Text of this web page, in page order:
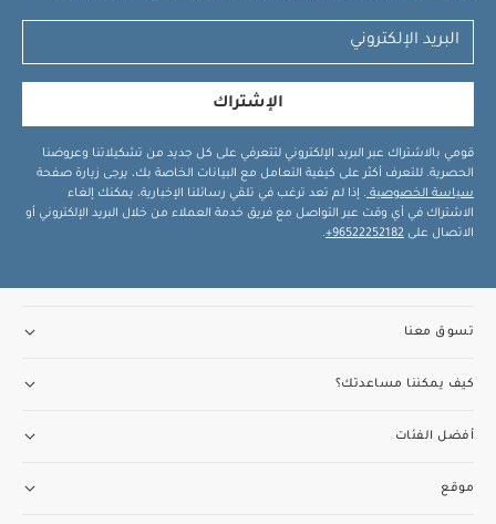
الإشتراك
قومي بالاشتراك عبر البريد الإلكتروني لتتعرفي على كل جديد من تشكيلاتنا وعروضنا
الحصرية. للتعرف أكثر على كيفية التعامل مع البيانات الخاصة بك، يرجى زيارة صفحة
سياسة الخصوصية . إذا لم تعد ترغب في تلقي رسائلنا الإخبارية، يمكنك إلغاء
الاشتراك في أي وقت عبر التواصل مع فريق خدمة العملاء من خلال البريد الإلكتروني أو
الاتصال على 96522252182+
.
تسوق معنا
كيف يمكننا مساعدتك؟
أفضل الفئات
موقع